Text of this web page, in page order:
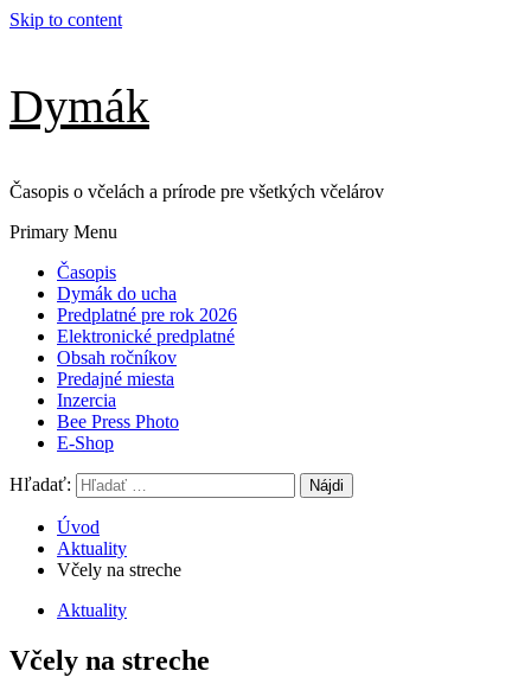
Skip to content
Dymák
Časopis o včelách a prírode pre všetkých včelárov
Primary Menu
Časopis
Dymák do ucha
Predplatné pre rok 2026
Elektronické predplatné
Obsah ročníkov
Predajné miesta
Inzercia
Bee Press Photo
E-Shop
Hľadať:
Úvod
Aktuality
Včely na streche
Aktuality
Včely na streche